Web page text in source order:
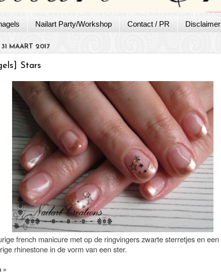
Nailart Party/Workshop Contact / PR Disclaimer
MAART 2017
Stars
french manicure met op de ringvingers zwarte sterretjes en een
rhinestone in de vorm van een ster.
»